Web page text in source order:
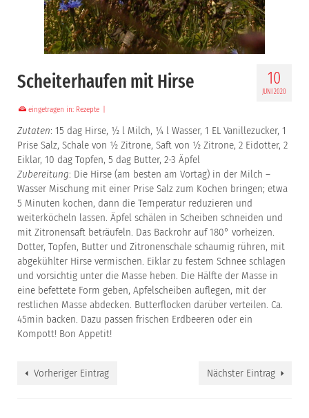
10
JUNI 2020
Scheiterhaufen mit Hirse
eingetragen in: Rezepte
Zutaten: 15 dag Hirse, ½ l Milch, ¼ l Wasser, 1 EL Vanillezucker, 1
Prise Salz, Schale von ½ Zitrone, Saft von ½ Zitrone, 2 Eidotter, 2
Eiklar, 10 dag Topfen, 5 dag Butter, 2-3 Äpfel
Zubereitung: Die Hirse (am besten am Vortag) in der Milch –
Wasser Mischung mit einer Prise Salz zum Kochen bringen; etwa
5 Minuten kochen, dann die Temperatur reduzieren und
weiterköcheln lassen. Äpfel schälen in Scheiben schneiden und
mit Zitronensaft beträufeln. Das Backrohr auf 180° vorheizen.
Dotter, Topfen, Butter und Zitronenschale schaumig rühren, mit
abgekühlter Hirse vermischen. Eiklar zu festem Schnee schlagen
und vorsichtig unter die Masse heben. Die Hälfte der Masse in
eine befettete Form geben, Apfelscheiben auflegen, mit der
restlichen Masse abdecken. Butterflocken darüber verteilen. Ca.
45min backen. Dazu passen frischen Erdbeeren oder ein
Kompott! Bon Appetit!
Vorheriger Eintrag Nächster Eintrag